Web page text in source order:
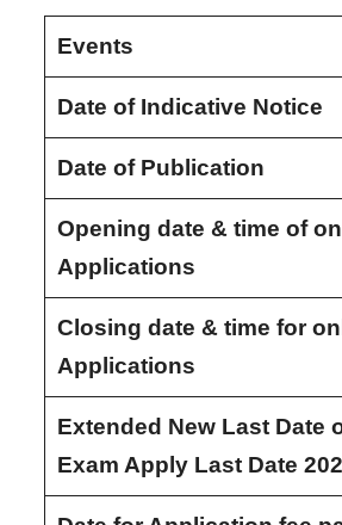
Events
Date of Indicative Notice
Date of Publication
Opening date & time of
Applications
Closing date & time for
Applications
Extended New Last Date
Exam Apply Last Date